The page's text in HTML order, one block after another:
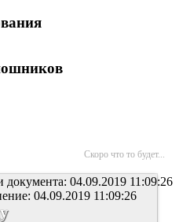
Скоро что то будет...
документа: 04.09.2019 11:09:26
04.09.2019 11:09:26